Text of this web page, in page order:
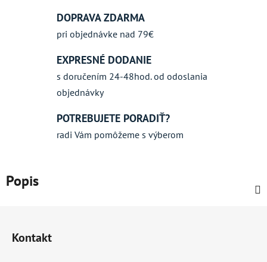
DOPRAVA ZDARMA
pri objednávke nad 79€
EXPRESNÉ DODANIE
s doručením 24-48hod. od odoslania
objednávky
POTREBUJETE PORADIŤ?
radi Vám pomôžeme s výberom
Popis
Kontakt